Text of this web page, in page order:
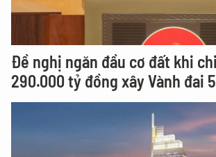
Đề nghị ngăn đầu cơ đất khi
290.000 tỷ đồng xây Vành đai 5